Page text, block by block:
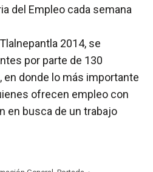
del Empleo cada semana
2014, se
por parte de 130
en donde lo más importante
ofrecen empleo con
en busca de un trabajo